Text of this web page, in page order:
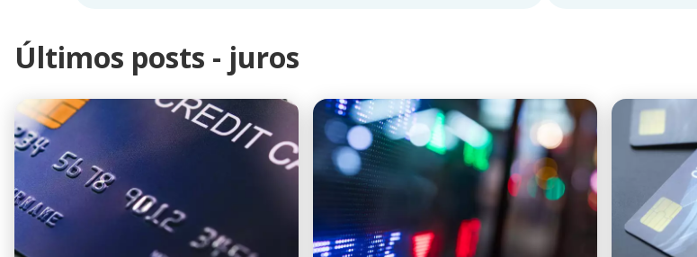
Últimos posts - juros